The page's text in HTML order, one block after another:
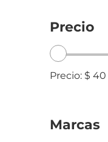
Precio
Precio: $ 40
Marcas